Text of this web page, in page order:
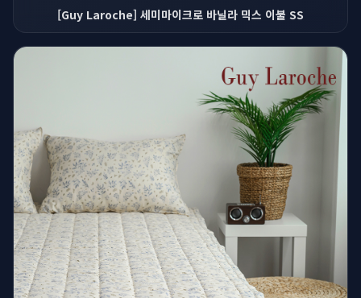
[Guy Laroche] 세미마이크로 바닐라 믹스 이불 SS